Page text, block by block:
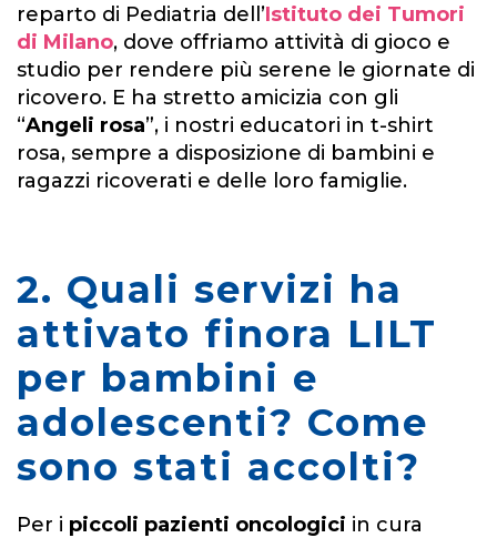
reparto di Pediatria dell’Istituto dei Tumori
di Milano, dove offriamo attività di gioco e
studio per rendere più serene le giornate di
ricovero. E ha stretto amicizia con gli
“Angeli rosa”, i nostri educatori in t-shirt
rosa, sempre a disposizione di bambini e
ragazzi ricoverati e delle loro famiglie.
2. Quali servizi ha
attivato finora LILT
per bambini e
adolescenti? Come
sono stati accolti?
Per i piccoli pazienti oncologici in cura